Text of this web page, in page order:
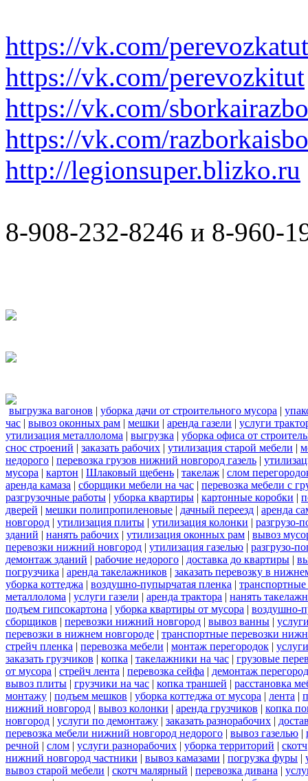
https://vk.com/perevozkatut
https://vk.com/perevozkitut
https://vk.com/
https://vk.com/
http://legionsuper.blizko.ru
8-908-232-8246 и 8-960-
выгрузка вагонов | уборка дачи от строительного мусора |
час | вывоз оконных рам | мешки | аренда газели | услуги
утилизация металлолома | выгрузка | уборка офиса от
снос строений | заказать рабочих | утилизация старой мебели |
недорого | перевозка грузов нижний новгород газель |
мусора | картон | Шлаковый щебень | такелаж | слом
аренда камаза | сборщики мебели на час | перевозка мебели с
разгрузочные работы | уборка квартиры | картонные коробки |
дверей | мешки полипропиленовые | дачный переезд | аренда
новгород | утилизация плиты | утилизация колонки | разгрузо-
зданий | нанять рабочих | утилизация оконных рам | вывоз
перевозки нижний новгород | утилизация газелью | разгрузо-
демонтаж зданий | рабочие недорого | доставка до квартиры |
погрузчика | аренда такелажников | заказать перевозку в
уборка коттеджа | воздушно-пупырчатая пленка | транспортные
металлолома | услуги газели | аренда трактора | нанять
подъем гипсокартона | уборка квартиры от мусора | воздушно-
сборщиков | перевозки нижний новгород | вывоз ванны |
перевозки в нижнем новгороде | транспортные перевозки
стрейч пленка | перевозка мебели | монтаж перегородок |
заказать грузчиков | копка | такелажники на час | грузовые
от мусора | стрейч лента | перевозка сейфа | демонтаж
вывоз плиты | грузчики на час | копка траншей | расстановка
монтажу | подъем мешков | уборка коттеджа от мусора | лента |
нижний новгород | вывоз колонки | аренда грузчиков | копка
новгород | услуги по демонтажу | заказать разнорабочих |
перевозка мебели нижний новгород недорого | вывоз газелью |
речной | слом | услуги разнорабочих | уборка территорий | скотч
нижний новгород частники | вывоз камазами | погрузка фуры |
вывоз старой мебели | скотч малярный | перевозка дивана |